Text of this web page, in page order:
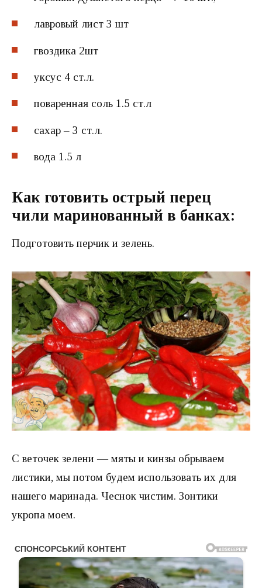
лавровый лист 3 шт
гвоздика 2шт
уксус 4 ст.л.
поваренная соль 1.5 ст.л
сахар – 3 ст.л.
вода 1.5 л
Как готовить острый перец
чили маринованный в банках:
Подготовить перчик и зелень.
С веточек зелени — мяты и кинзы обрываем
листики, мы потом будем использовать их для
нашего маринада. Чеснок чистим. Зонтики
укропа моем.